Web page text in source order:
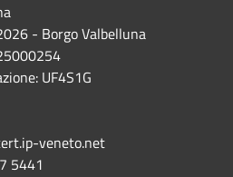
- Borgo Valbelluna
UF4S1G
veneto.net
5441